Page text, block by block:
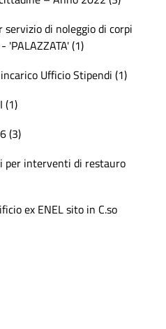
servizio di noleggio di corpi
(1)
Ufficio Stipendi (1)
(1)
(3)
per interventi di restauro
ex ENEL sito in C.so